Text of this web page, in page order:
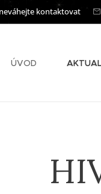
kontaktovat
ÚVOD